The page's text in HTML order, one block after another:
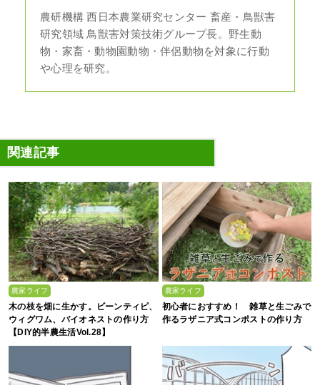
農研機構 西日本農業研究センター 畜産・鳥獣害
研究領域 鳥獣害対策技術グループ長。野生動
物・家畜・動物園動物・伴侶動物を対象に行動
や心理を研究。
関連記事
農家ライフ
木の枝を畑に生かす。ビーンティピ、
ウィグワム、バイオネストの作り方
【DIY的半農生活Vol.28】
農家ライフ
初心者におすすめ！ 雑草と生ごみで
作るラザニア式コンポストの作り方